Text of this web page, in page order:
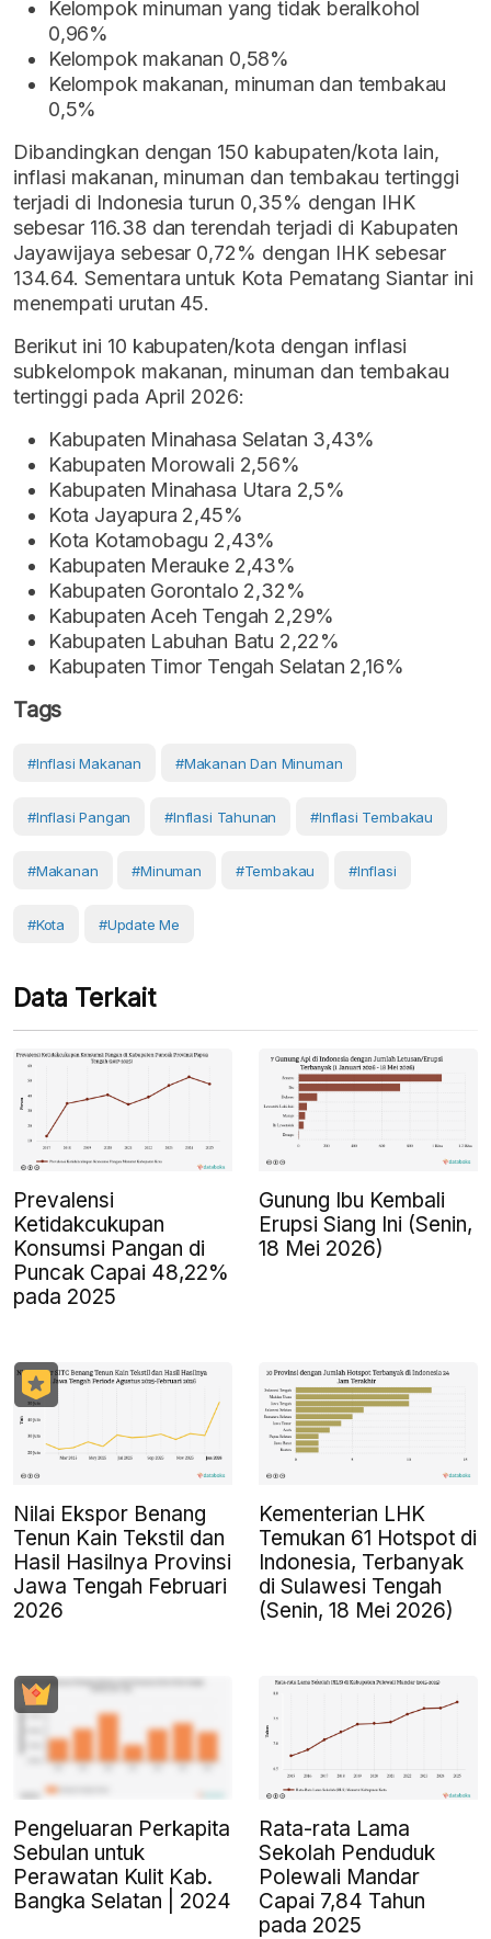
Kelompok minuman yang tidak beralkohol
0,96%
Kelompok makanan 0,58%
Kelompok makanan, minuman dan tembakau
0,5%
Dibandingkan dengan 150 kabupaten/kota lain,
inflasi makanan, minuman dan tembakau tertinggi
terjadi di Indonesia turun 0,35% dengan IHK
sebesar 116.38 dan terendah terjadi di Kabupaten
Jayawijaya sebesar 0,72% dengan IHK sebesar
134.64. Sementara untuk Kota Pematang Siantar ini
menempati urutan 45.
Berikut ini 10 kabupaten/kota dengan inflasi
subkelompok makanan, minuman dan tembakau
tertinggi pada April 2026:
Kabupaten Minahasa Selatan 3,43%
Kabupaten Morowali 2,56%
Kabupaten Minahasa Utara 2,5%
Kota Jayapura 2,45%
Kota Kotamobagu 2,43%
Kabupaten Merauke 2,43%
Kabupaten Gorontalo 2,32%
Kabupaten Aceh Tengah 2,29%
Kabupaten Labuhan Batu 2,22%
Kabupaten Timor Tengah Selatan 2,16%
Tags
#inflasi Makanan #makanan Dan Minuman
#inflasi Pangan #inflasi Tahunan #inflasi Tembakau
#Makanan #Minuman #Tembakau #Inflasi
#Kota #Update Me
Data Terkait
Prevalensi
Ketidakcukupan
Konsumsi Pangan di
Puncak Capai 48,22%
pada 2025
Gunung Ibu Kembali
Erupsi Siang Ini (Senin,
18 Mei 2026)
Nilai Ekspor Benang
Tenun Kain Tekstil dan
Hasil Hasilnya Provinsi
Jawa Tengah Februari
2026
Kementerian LHK
Temukan 61 Hotspot di
Indonesia, Terbanyak
di Sulawesi Tengah
(Senin, 18 Mei 2026)
Pengeluaran Perkapita
Sebulan untuk
Perawatan Kulit Kab.
Bangka Selatan | 2024
Rata-rata Lama
Sekolah Penduduk
Polewali Mandar
Capai 7,84 Tahun
pada 2025